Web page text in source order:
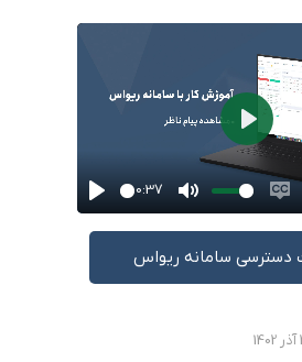
Play
00:37
Mute
Play
دسترسی سامانه ریواس